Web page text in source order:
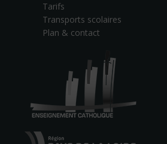
Tarifs
Transports scolaires
Plan & contact